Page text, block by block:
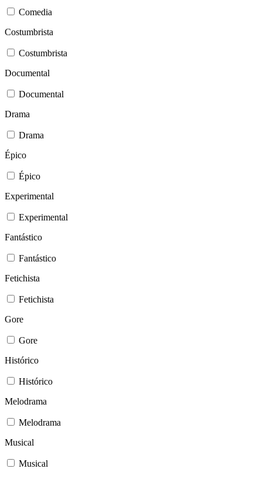
Comedia
Costumbrista
Costumbrista
Documental
Documental
Drama
Drama
Épico
Épico
Experimental
Experimental
Fantástico
Fantástico
Fetichista
Fetichista
Gore
Gore
Histórico
Histórico
Melodrama
Melodrama
Musical
Musical